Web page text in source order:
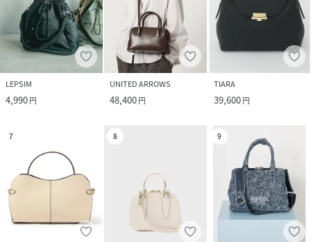
LEPSIM
4,990円
UNITED ARROWS
48,400円
TIARA
39,600円
7 8 9